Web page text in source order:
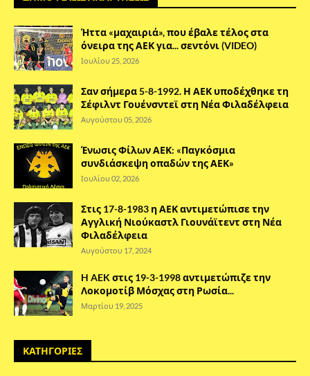
Ήττα «μαχαιριά», που έβαλε τέλος στα
όνειρα της ΑΕΚ για... σεντόνι (VIDEO)
Ιουλίου 25, 2026
Σαν σήμερα 5-8-1992. Η ΑΕΚ υποδέχθηκε τη
Σέφιλντ Γουένσντεϊ στη Νέα Φιλαδέλφεια
Αυγούστου 05, 2026
Ένωσις Φίλων ΑΕΚ: «Παγκόσμια
συνδιάσκεψη οπαδών της ΑΕΚ»
Ιουλίου 02, 2026
Στις 17-8-1983 η ΑΕΚ αντιμετώπισε την
Αγγλική Νιούκαστλ Γιουνάϊτεντ στη Νέα
Φιλαδέλφεια
Αυγούστου 17, 2024
H AEK στις 19-3-1998 αντιμετώπιζε την
Λοκομοτίβ Μόσχας στη Ρωσία...
Μαρτίου 19, 2025
ΚΑΤΗΓΟΡΙΕΣ